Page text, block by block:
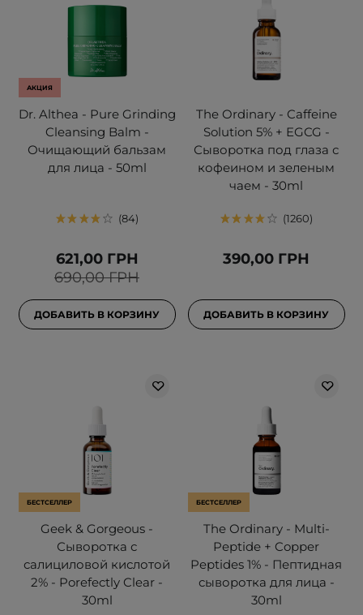
АКЦИЯ
Dr. Althea - Pure Grinding
Cleansing Balm -
Очищающий бальзам
для лица - 50ml
84
690,00 ГРН
621,00 ГРН
ДОБАВИТЬ В КОРЗИНУ
The Ordinary - Caffeine
Solution 5% + EGCG -
Сыворотка под глаза с
кофеином и зеленым
чаем - 30ml
1260
390,00 ГРН
ДОБАВИТЬ В КОРЗИНУ
БЕСТСЕЛЛЕР
Geek & Gorgeous -
Сыворотка с
салициловой кислотой
2% - Porefectly Clear -
30ml
БЕСТСЕЛЛЕР
The Ordinary - Multi-
Peptide + Copper
Peptides 1% - Пептидная
сыворотка для лица -
30ml